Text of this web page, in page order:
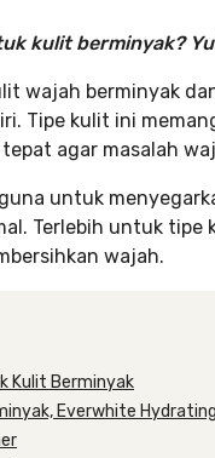
kulit berminyak?
wajah berminyak
Tipe kulit ini
agar masalah
untuk
Terlebih untuk
wajah.
Kulit Berminyak
Everwhite